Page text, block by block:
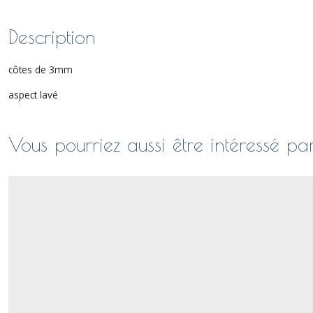
Description
côtes de 3mm
aspect lavé
Vous pourriez aussi être intéressé